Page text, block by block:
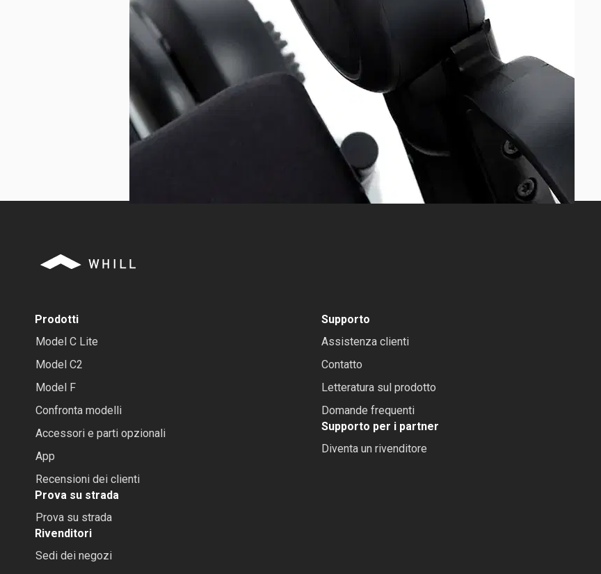
Prodotti
Model C Lite
Model C2
Model F
Confronta modelli
Accessori e parti opzionali
App
Recensioni dei clienti
Prova su strada
Prova su strada
Rivenditori
Sedi dei negozi
Supporto
Assistenza clienti
Contatto
Letteratura sul prodotto
Domande frequenti
Supporto per i partner
Diventa un rivenditore